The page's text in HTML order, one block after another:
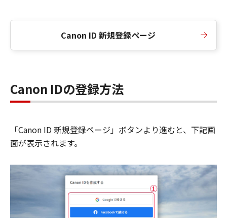
Canon ID 新規登録ページ
Canon IDの登録方法
「Canon ID 新規登録ページ」ボタンより進むと、下記画
面が表示されます。